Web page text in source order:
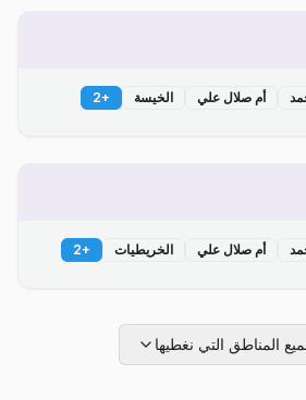
أم صلال علي الخيسة +
2
أم صلال علي الخريطيات +
2
المناطق التي نغطيها